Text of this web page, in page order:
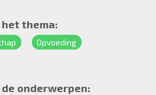
thema:
Opvoeding
onderwerpen: